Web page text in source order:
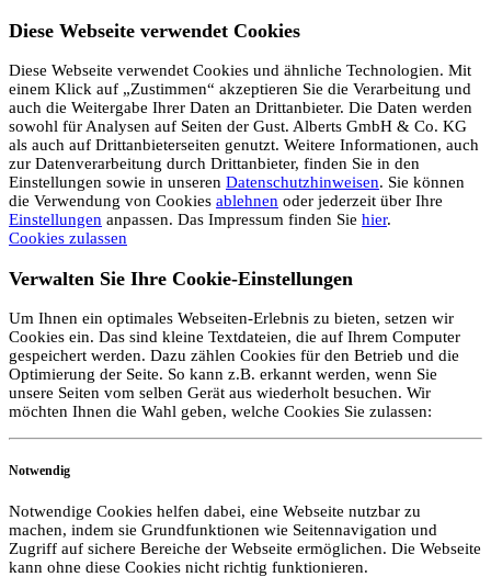
Diese Webseite verwendet Cookies
Diese Webseite verwendet Cookies und ähnliche Technologien. Mit
einem Klick auf „Zustimmen“ akzeptieren Sie die Verarbeitung und
auch die Weitergabe Ihrer Daten an Drittanbieter. Die Daten werden
sowohl für Analysen auf Seiten der Gust. Alberts GmbH & Co. KG
als auch auf Drittanbieterseiten genutzt. Weitere Informationen, auch
zur Datenverarbeitung durch Drittanbieter, finden Sie in den
Einstellungen sowie in unseren Datenschutzhinweisen. Sie können
die Verwendung von Cookies ablehnen oder jederzeit über Ihre
Einstellungen anpassen. Das Impressum finden Sie hier.
Cookies zulassen
Verwalten Sie Ihre Cookie-Einstellungen
Um Ihnen ein optimales Webseiten-Erlebnis zu bieten, setzen wir
Cookies ein. Das sind kleine Textdateien, die auf Ihrem Computer
gespeichert werden. Dazu zählen Cookies für den Betrieb und die
Optimierung der Seite. So kann z.B. erkannt werden, wenn Sie
unsere Seiten vom selben Gerät aus wiederholt besuchen. Wir
möchten Ihnen die Wahl geben, welche Cookies Sie zulassen:
Notwendig
Notwendige Cookies helfen dabei, eine Webseite nutzbar zu
machen, indem sie Grundfunktionen wie Seitennavigation und
Zugriff auf sichere Bereiche der Webseite ermöglichen. Die Webseite
kann ohne diese Cookies nicht richtig funktionieren.